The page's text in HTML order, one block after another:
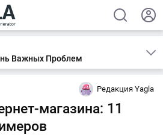
Важных Проблем
Редакция Yagla
магазина: 11